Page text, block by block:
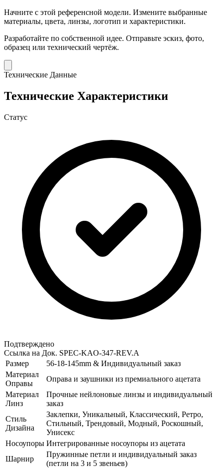
Начните с этой референсной модели. Измените выбранные
материалы, цвета, линзы, логотип и характеристики.
Разработайте по собственной идее. Отправьте эскиз, фото,
образец или технический чертёж.
Технические Данные
Технические Характеристики
Статус
Подтверждено
Ссылка на Док. SPEC-KAO-347-REV.A
Размер
56-18-145mm & Индивидуальный заказ
Материал
Оправы
Оправа и заушники из премиального ацетата
Материал
Линз
Прочные нейлоновые линзы и индивидуальный
заказ
Стиль
Дизайна
Заклепки, Уникальный, Классический, Ретро,
Стильный, Трендовый, Модный, Роскошный,
Унисекс
Носоупоры Интегрированные носоупоры из ацетата
Шарнир
Пружинные петли и индивидуальный заказ
(петли на 3 и 5 звеньев)